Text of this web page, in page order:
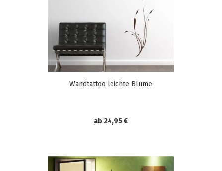
Wandtattoo leichte Blume
ab 24,95 €